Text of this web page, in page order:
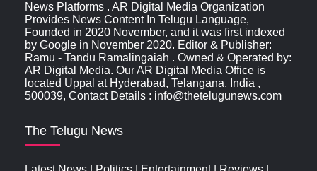
News Platforms . AR Digital Media Organization
Provides News Content In Telugu Language,
Founded in 2020 November, and it was first indexed
by Google in November 2020. Editor & Publisher:
Ramu - Tandu Ramalingaiah . Owned & Operated by:
AR Digital Media. Our AR Digital Media Office is
located Uppal at Hyderabad, Telangana, India ,
500039, Contact Details : info@thetelugunews.com
The Telugu News